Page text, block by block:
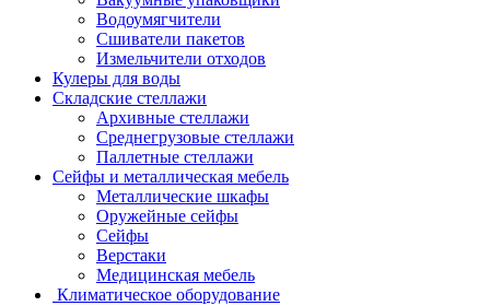
Водоумягчители
Сшиватели пакетов
Измельчители отходов
Кулеры для воды
Складские стеллажи
Архивные стеллажи
Среднегрузовые стеллажи
Паллетные стеллажи
Сейфы и металлическая мебель
Металлические шкафы
Оружейные сейфы
Сейфы
Верстаки
Медицинская мебель
Климатическое оборудование